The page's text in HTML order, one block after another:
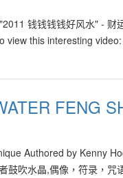
钱钱钱钱好风水" -
view this interesting
FENG
Authored by Kenny
鼓吹水晶,偶像，符录，